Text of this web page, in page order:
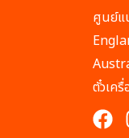
ศูนย์แ
ตั๋วเค